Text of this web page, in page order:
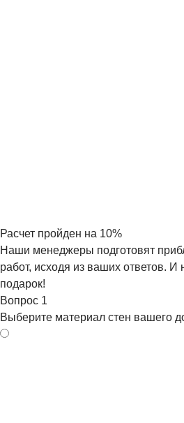
Расчет пройден на 10%
Наши менеджеры подготовят
работ, исходя из ваших ответов. И
подарок!
Вопрос 1
Выберите материал стен вашего